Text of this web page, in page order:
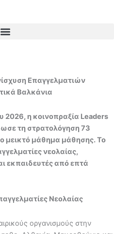
Επαγγελματιών
Βαλκάνια
2026, η κοινοπραξία Leaders
τη στρατολόγηση 73
μεικτό μάθημα μάθησης. Το
νεολαίας,
εκπαιδευτές από επτά
Νεολαίας
οργανισμούς στην